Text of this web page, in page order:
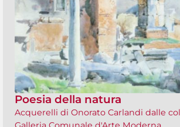
Poesia della natura
Acquerelli di Onorato Carlandi dalle